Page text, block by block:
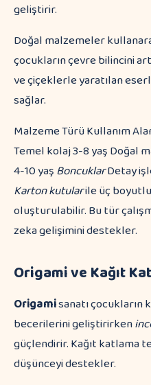
geliştirir.
Doğal malzemeler
çocukların çevre bilincini
ve çiçeklerle yaratılan
sağlar.
Malzeme Türü Kullanım
Temel kolaj 3-8 yaş Doğal
4-10 yaşBoncuklarDetay
Karton kutularile üç
oluşturulabilir. Bu tür
zeka gelişimini destekler.
Origami ve Kağıt
Origamisanatı çocukların
becerilerini geliştirirken
güçlendirir. Kağıt katlama
düşünceyi destekler.